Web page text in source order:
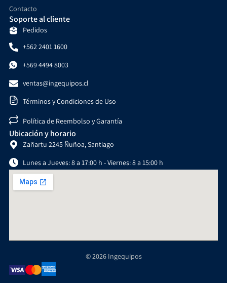
Contacto
Soporte al cliente
Pedidos
+562 2401 1600
+569 4494 8003
ventas@ingequipos.cl
Términos y Condiciones de Uso
Política de Reembolso y Garantía
Ubicación y horario
Zañartu 2245 Ñuñoa, Santiago
Lunes a Jueves: 8 a 17:00 h - Viernes: 8 a 15:00 h
© 2026 Ingequipos